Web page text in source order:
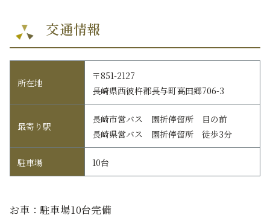
交通情報
所在地
〒851-2127
長崎県西彼杵郡長与町高田郷706-3
最寄り駅
長崎市営バス 園折停留所 目の前
長崎県営バス 園折停留所 徒歩3分
駐車場 10台
お車：駐車場10台完備